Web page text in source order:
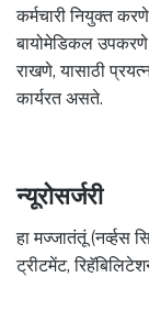
कर्मचारी नियुक्त
बायोमेडिकल उपकरणे
राखणे, यासाठी
कार्यरत असते.
न्यूरोसर्जरी
हा मज्जातंतूं (नर्व्हस
ट्रीटमेंट,